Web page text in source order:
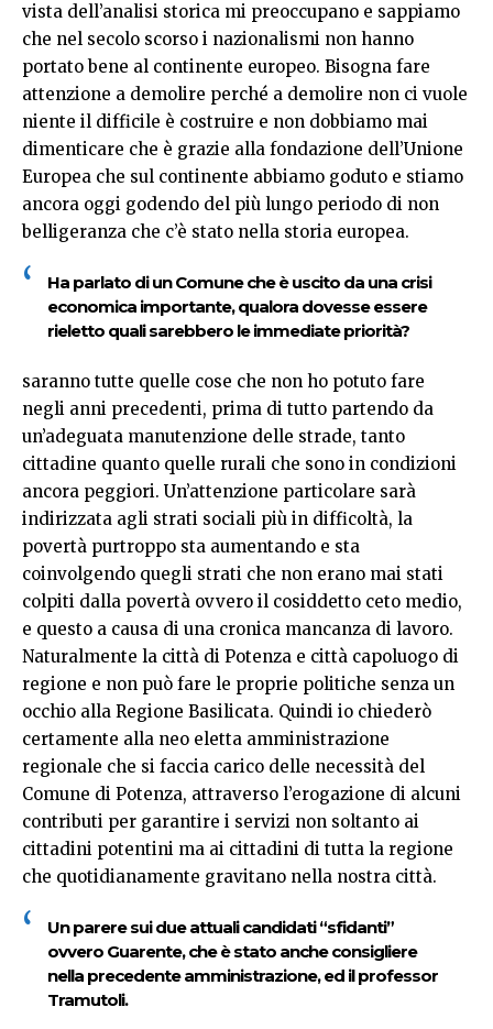
vista dell’analisi storica mi preoccupano e sappiamo
che nel secolo scorso i nazionalismi non hanno
portato bene al continente europeo. Bisogna fare
attenzione a demolire perché a demolire non ci vuole
niente il difficile è costruire e non dobbiamo mai
dimenticare che è grazie alla fondazione dell’Unione
Europea che sul continente abbiamo goduto e stiamo
ancora oggi godendo del più lungo periodo di non
belligeranza che c’è stato nella storia europea.
Ha parlato di un Comune che è uscito da una crisi
economica importante, qualora dovesse essere
rieletto quali sarebbero le immediate priorità?
saranno tutte quelle cose che non ho potuto fare
negli anni precedenti, prima di tutto partendo da
un’adeguata manutenzione delle strade, tanto
cittadine quanto quelle rurali che sono in condizioni
ancora peggiori. Un’attenzione particolare sarà
indirizzata agli strati sociali più in difficoltà, la
povertà purtroppo sta aumentando e sta
coinvolgendo quegli strati che non erano mai stati
colpiti dalla povertà ovvero il cosiddetto ceto medio,
e questo a causa di una cronica mancanza di lavoro.
Naturalmente la città di Potenza e città capoluogo di
regione e non può fare le proprie politiche senza un
occhio alla Regione Basilicata. Quindi io chiederò
certamente alla neo eletta amministrazione
regionale che si faccia carico delle necessità del
Comune di Potenza, attraverso l’erogazione di alcuni
contributi per garantire i servizi non soltanto ai
cittadini potentini ma ai cittadini di tutta la regione
che quotidianamente gravitano nella nostra città.
Un parere sui due attuali candidati “sfidanti”
ovvero Guarente, che è stato anche consigliere
nella precedente amministrazione, ed il professor
Tramutoli.